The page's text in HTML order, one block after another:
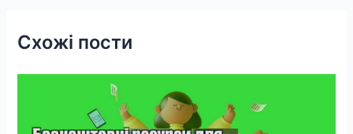
Схожі пости